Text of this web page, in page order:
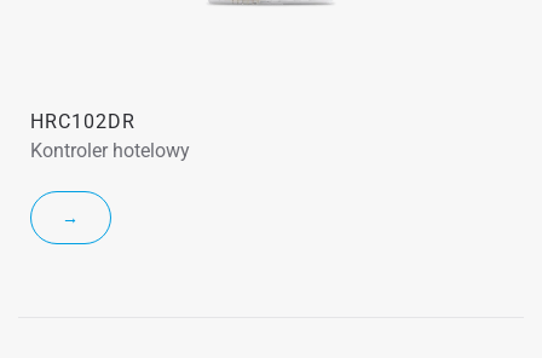
HRC102DR
Kontroler hotelowy
→